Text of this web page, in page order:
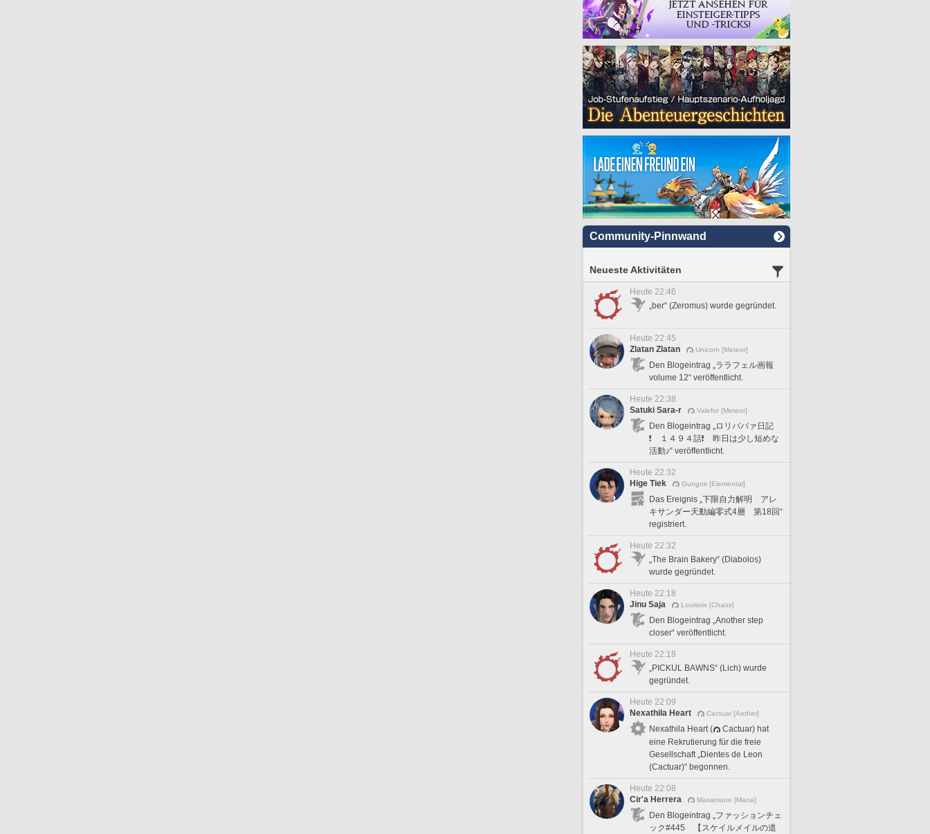
Community-Pinnwand
Neueste Aktivitäten
Heute 22:46
„ber“ (Zeromus) wurde gegründet.
Heute 22:45
Zlatan Zlatan
Unicorn [Meteor]
Den Blogeintrag „ララフェル画報
volume 12“ veröffentlicht.
Heute 22:38
Satuki Sara-r
Valefor [Meteor]
Den Blogeintrag „ロリババァ日記
❗️ １４９４話❗️ 昨日は少し短めな
活動♪“ veröffentlicht.
Heute 22:32
Hige Tiek
Gungnir [Elemental]
Das Ereignis „下限自力解明 アレ
キサンダー天動編零式4層 第18回“
registriert.
Heute 22:32
„The Brain Bakery“ (Diabolos)
wurde gegründet.
Heute 22:18
Jinu Saja
Louisoix [Chaos]
Den Blogeintrag „Another step
closer“ veröffentlicht.
Heute 22:18
„PICKUL BAWNS“ (Lich) wurde
gegründet.
Heute 22:09
Nexathila Heart
Cactuar [Aether]
Nexathila Heart (
Cactuar) hat
eine Rekrutierung für die freie
Gesellschaft „Dientes de Leon
(Cactuar)“ begonnen.
Heute 22:08
Cir'a Herrera
Masamune [Mana]
Den Blogeintrag „ファッションチェ
ック#445 【スケイルメイルの道